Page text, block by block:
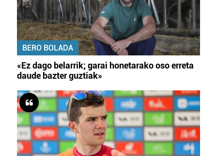
BERO BOLADA
«Ez dago belarrik; garai honetarako oso erreta
daude bazter guztiak»